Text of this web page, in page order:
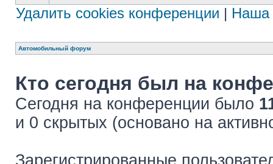
Удалить cookies конференции | Наша
Автомобильный форум
Кто сегодня был на
Сегодня на конференции было
и 0 скрытых (основано на
Зарегистрированные